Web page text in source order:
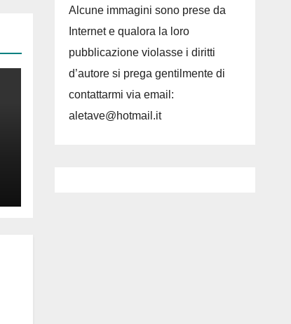
Alcune immagini sono prese da
Internet e qualora la loro
pubblicazione violasse i diritti
d’autore si prega gentilmente di
contattarmi via email:
aletave@hotmail.it